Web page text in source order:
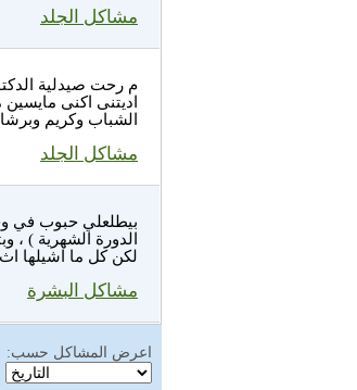
مشاكل الجلد
م رحت صيدلية
اديتنى اكنى
الشباب وكريم
مشاكل الجلد
بيطلعلي حبوب في
الدورة الشهرية ) ،
لكن كل ما اشيلها
مشاكل البشرة
اعرض المشاكل حسب: